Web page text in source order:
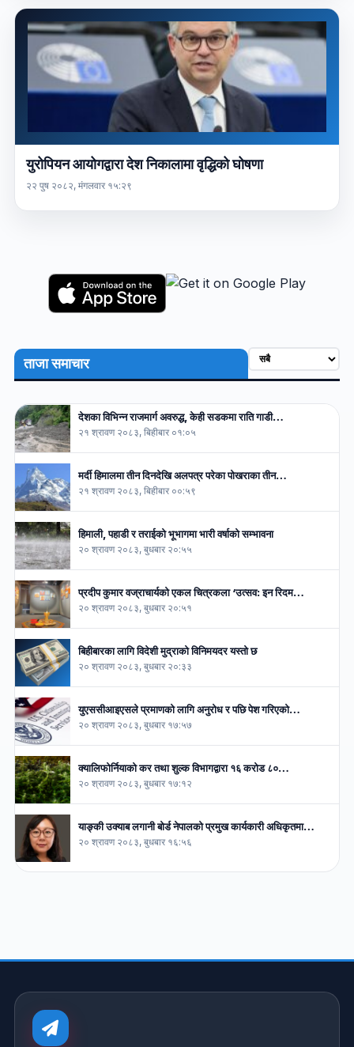
युरोपियन आयोगद्वारा देश निकालामा वृद्धिको घोषणा
२२ पुष २०८२, मंगलवार १५:२९
ताजा समाचार
देशका विभिन्न राजमार्ग अवरुद्ध, केही सडकमा राति गाडी…
२१ श्रावण २०८३, बिहीबार ०१:०५
मर्दी हिमालमा तीन दिनदेखि अलपत्र परेका पोखराका तीन…
२१ श्रावण २०८३, बिहीबार ००:५९
हिमाली, पहाडी र तराईको भूभागमा भारी वर्षाको सम्भावना
२० श्रावण २०८३, बुधबार २०:५५
प्रदीप कुमार वज्राचार्यको एकल चित्रकला ‘उत्सव: इन रिदम…
२० श्रावण २०८३, बुधबार २०:५१
बिहीबारका लागि विदेशी मुद्राको विनिमयदर यस्तो छ
२० श्रावण २०८३, बुधबार २०:३३
युएससीआइएसले प्रमाणको लागि अनुरोध र पछि पेश गरिएको…
२० श्रावण २०८३, बुधबार १७:५७
क्यालिफोर्नियाको कर तथा शुल्क विभागद्वारा १६ करोड ८०…
२० श्रावण २०८३, बुधबार १७:१२
याङ्की उक्याब लगानी बोर्ड नेपालको प्रमुख कार्यकारी अधिकृतमा…
२० श्रावण २०८३, बुधबार १६:५६